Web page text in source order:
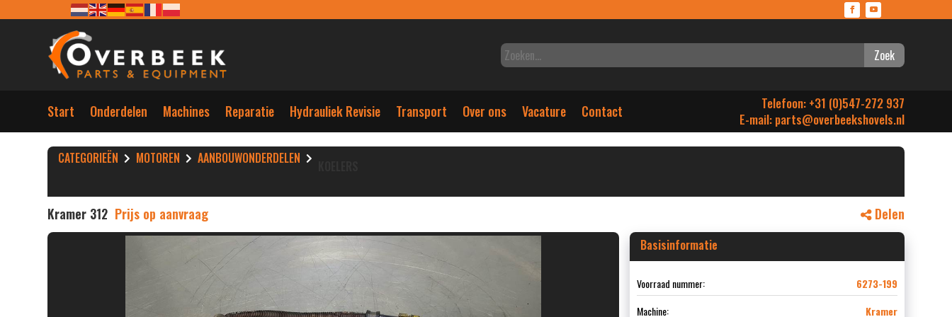
Zoek
Start Onderdelen Machines Reparatie Hydrauliek Revisie Transport Over ons Vacature Contact
Telefoon: +31 (0)547-272 937
E-mail: parts@overbeekshovels.nl
CATEGORIEËN MOTOREN AANBOUWONDERDELEN
Kramer 312 Prijs op aanvraag Delen
Basisinformatie
Voorraad nummer:
6273-199
Machine:
Kramer